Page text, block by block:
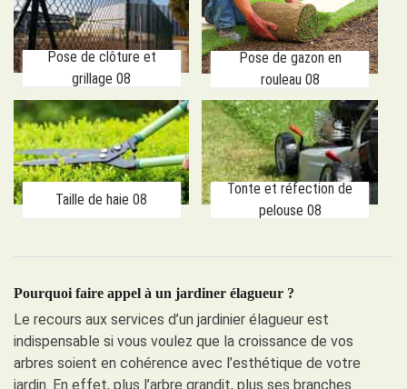
Pose de clôture et
grillage 08
Pose de gazon en
rouleau 08
Taille de haie 08
Tonte et réfection de
pelouse 08
Pourquoi faire appel à un jardiner élagueur ?
Le recours aux services d’un jardinier élagueur est
indispensable si vous voulez que la croissance de vos
arbres soient en cohérence avec l’esthétique de votre
jardin. En effet, plus l’arbre grandit, plus ses branches